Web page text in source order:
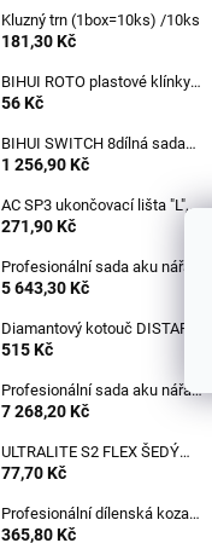
Kluzný trn (1box=10ks) /10ks
181,30 Kč
BIHUI ROTO plastové klínky
1–13 mm – balení 50 ks
56 Kč
BIHUI SWITCH 8dílná sada
zubových hladítek INOX –
boxu
1 256,90 Kč
AC SP3 ukončovací lišta "L",
PREMIUM, hliník elox titan, v:
271,90 Kč
Profesionální sada aku nářadí
3v1 HÖGERT
5 643,30 Kč
Diamantový kotouč DISTAR
GREEN CUT
Z60
515 Kč
Profesionální sada aku nářadí
3v1 20V HÖGERT
7 268,20 Kč
ULTRALITE S2 FLEX ŠEDÝ
/15kg
77,70 Kč
Profesionální dílenská koza
HÖGERT HT7G550
365,80 Kč